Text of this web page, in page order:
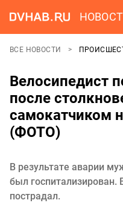
ВСЕ НОВОСТИ
Велосипедист
после
самокатчиком
(ФОТО)
В результате аварии
был госпитализирован.
пострадал.